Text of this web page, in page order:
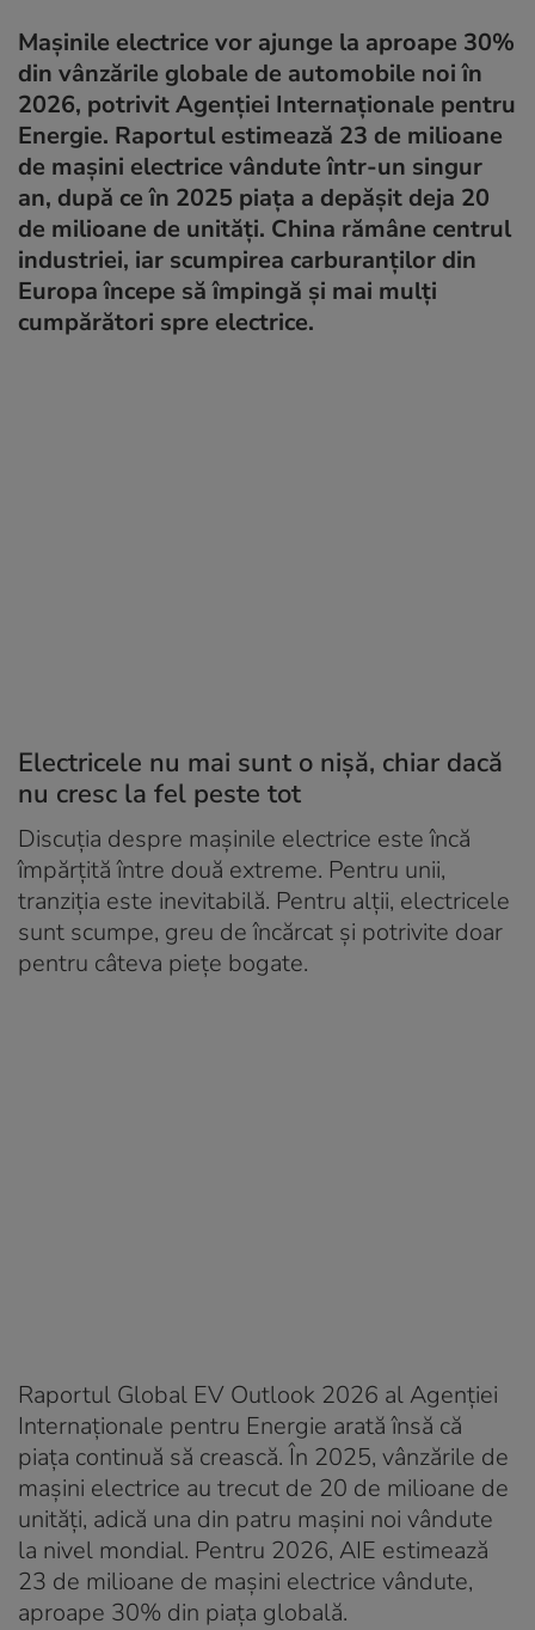
Mașinile electrice vor ajunge la aproape 30%
din vânzările globale de automobile noi în
2026, potrivit Agenției Internaționale pentru
Energie. Raportul estimează 23 de milioane
de mașini electrice vândute într-un singur
an, după ce în 2025 piața a depășit deja 20
de milioane de unități. China rămâne centrul
industriei, iar scumpirea carburanților din
Europa începe să împingă și mai mulți
cumpărători spre electrice.
Electricele nu mai sunt o nișă, chiar dacă
nu cresc la fel peste tot
Discuția despre mașinile electrice este încă
împărțită între două extreme. Pentru unii,
tranziția este inevitabilă. Pentru alții, electricele
sunt scumpe, greu de încărcat și potrivite doar
pentru câteva piețe bogate.
Raportul Global EV Outlook 2026 al Agenției
Internaționale pentru Energie arată însă că
piața continuă să crească. În 2025, vânzările de
mașini electrice au trecut de 20 de milioane de
unități, adică una din patru mașini noi vândute
la nivel mondial. Pentru 2026, AIE estimează
23 de milioane de mașini electrice vândute,
aproape 30% din piața globală.